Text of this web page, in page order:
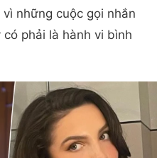
những cuộc gọi nhắn
phải là hành vi bình